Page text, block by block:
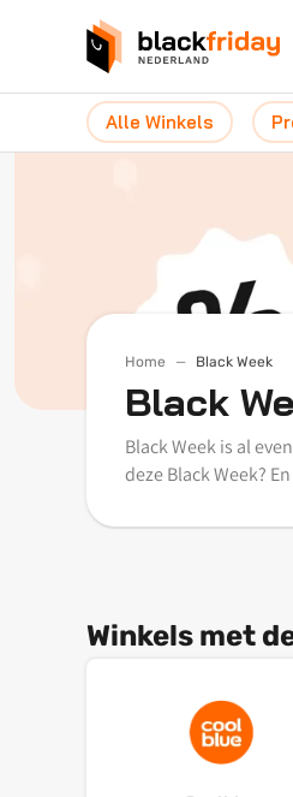
Alle Winkels
Home Black Week
Black
Black Week is al
deze Black Week?
Winkels met